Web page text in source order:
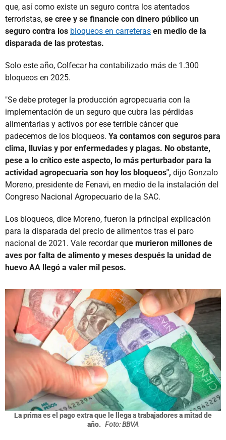
que, así como existe un seguro contra los atentados
terroristas, se cree y se financie con dinero público un
seguro contra los bloqueos en carreteras en medio de la
disparada de las protestas.
Solo este año, Colfecar ha contabilizado más de 1.300
bloqueos en 2025.
"Se debe proteger la producción agropecuaria con la
implementación de un seguro que cubra las pérdidas
alimentarias y activos por ese terrible cáncer que
padecemos de los bloqueos. Ya contamos con seguros para
clima, lluvias y por enfermedades y plagas. No obstante,
pese a lo crítico este aspecto, lo más perturbador para la
actividad agropecuaria son hoy los bloqueos", dijo Gonzalo
Moreno, presidente de Fenavi, en medio de la instalación del
Congreso Nacional Agropecuario de la SAC.
Los bloqueos, dice Moreno, fueron la principal explicación
para la disparada del precio de alimentos tras el paro
nacional de 2021. Vale recordar que murieron millones de
aves por falta de alimento y meses después la unidad de
huevo AA llegó a valer mil pesos.
La prima es el pago extra que le llega a trabajadores a mitad de
año. Foto: BBVA